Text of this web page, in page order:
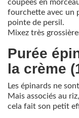
coupées en
fourchette avec un
pointe de persil.
Mixez très
Purée
la crème
Les épinards ne
Mais associés au
cela fait son petit